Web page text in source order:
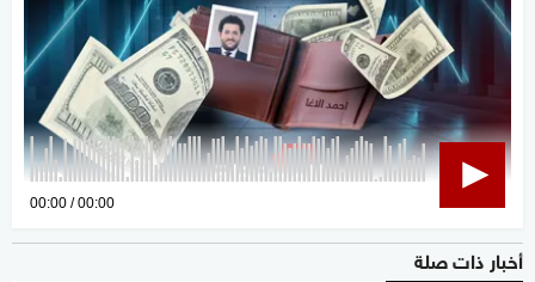
0
00:00 00:00
أخبار ذات صلة